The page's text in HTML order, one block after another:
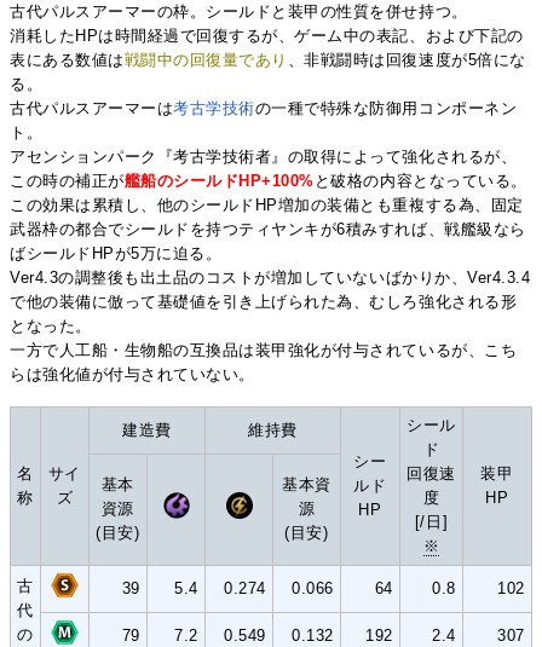
古代パルスアーマーの枠。シールドと装甲の性質を併せ持つ。
消耗したHPは時間経過で回復するが、ゲーム中の表記、および下記の
表にある数値は戦闘中の回復量であり
、非戦闘時は回復速度が5倍にな
る。
古代パルスアーマーは考古学技術の一種で特殊な防御用コンポーネン
ト。
アセンションパーク『考古学技術者』の取得によって強化されるが、
この時の補正が艦船のシールドHP+100% と破格の内容となっている。
この効果は累積し、他のシールドHP増加の装備とも重複する為、固定
武器枠の都合でシールドを持つティヤンキが6積みすれば、戦艦級なら
ばシールドHPが5万に迫る。
Ver4.3の調整後も出土品のコストが増加していないばかりか、Ver4.3.4
で他の装備に倣って基礎値を引き上げられた為、むしろ強化される形
となった。
一方で人工船・生物船の互換品は装甲強化が付与されているが、こち
らは強化値が付与されていない。
名
称
サイ
ズ
建造費
維持費
シー
ルド
HP
シール
ド
回復速
度
[/日]
※
装甲
HP
基本
資源
(目安)
基本資
源
(目安)
古
代
の
39 5.4 0.274 0.066 64 0.8 102
79 7.2 0.549 0.132 192 2.4 307